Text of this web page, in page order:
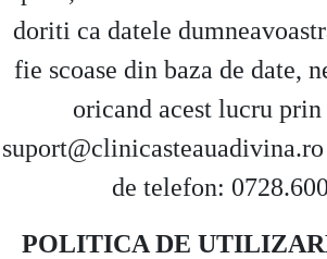
doriti ca datele
fie scoase din baza de date,
oricand acest lucru
de telefon:
POLITICA DE